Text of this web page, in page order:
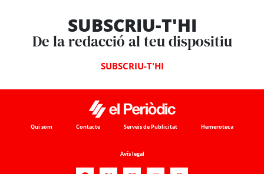
SUBSCRIU-T'HI
De la redacció al teu dispositiu
SUBSCRIU-T'HI
Qui som Contacte Serveis de Publicitat Hemeroteca
Avís legal